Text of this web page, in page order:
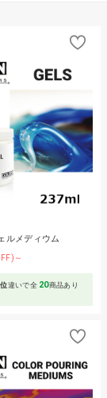
ルメディウム
～
違いで全 20商品あり